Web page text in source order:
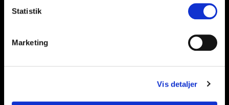
Statistik
Marketing
Vis detaljer
Adresse: